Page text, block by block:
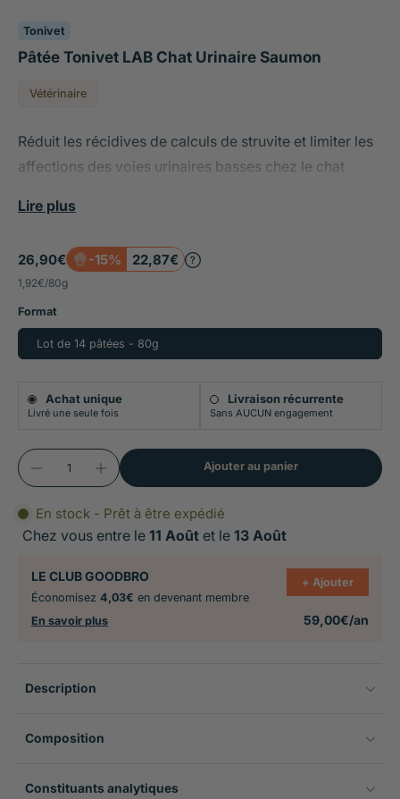
Tonivet
Pâtée Tonivet LAB Chat Urinaire Saumon
Vétérinaire
Réduit les récidives de calculs de struvite et limiter les
affections des voies urinaires basses chez le chat
Acidification urinaire active pour dissoudre et
prévenir la formation de cristaux de struvite
risque de cristallisation urinaire
valeur biologique, hautement digestibles
Lire plus
26,90€ -15% 22,87€
1,92€/80g
Format
Lot de 14 pâtées - 80g
Achat unique
Livré une seule fois
Livraison récurrente
Sans AUCUN engagement
Ajouter au panier
En stock - Prêt à être expédié
Chez vous entre le 11 Août et le 13 Août
LE CLUB GOODBRO
Économisez 4,03€ en devenant membre
En savoir plus
+ Ajouter
59,00€/an
Description
Composition
Constituants analytiques